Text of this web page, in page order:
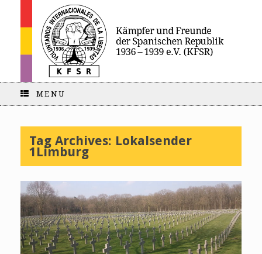
MENU
Tag Archives: Lokalsender
1Limburg